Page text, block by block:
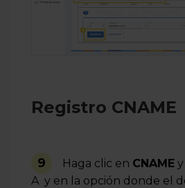
Registro CNAME
9 Haga clic en CNAME
A y en la opción donde el